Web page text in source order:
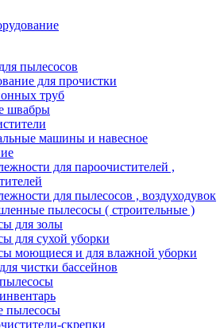
пылесосов
для прочистки
труб
швабры
машины и навесное
для пароочистителей ,
для пылесосов , воздуходувок
пылесосы ( строительные )
для золы
для сухой уборки
моющиеся и для влажной уборки
чистки бассейнов
пылесосы
скрепки